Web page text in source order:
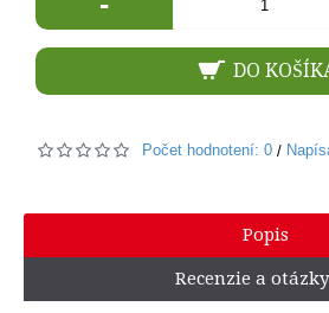
DO
Počet hodnotení: 0 /
Popis
Recenzie a